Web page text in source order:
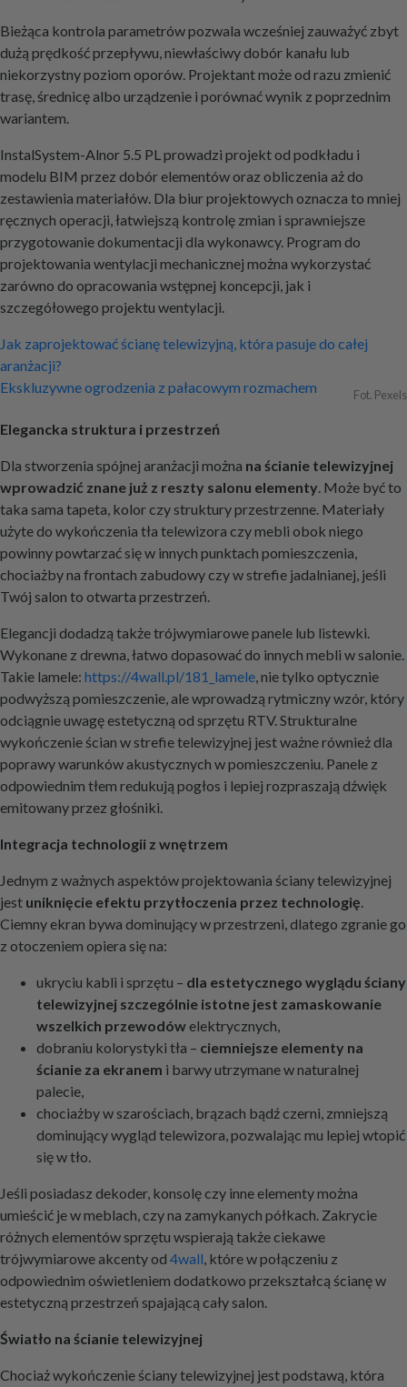
Bieżąca kontrola parametrów pozwala wcześniej zauważyć zbyt
dużą prędkość przepływu, niewłaściwy dobór kanału lub
niekorzystny poziom oporów. Projektant może od razu zmienić
trasę, średnicę albo urządzenie i porównać wynik z poprzednim
wariantem.
InstalSystem-Alnor 5.5 PL prowadzi projekt od podkładu i
modelu BIM przez dobór elementów oraz obliczenia aż do
zestawienia materiałów. Dla biur projektowych oznacza to mniej
ręcznych operacji, łatwiejszą kontrolę zmian i sprawniejsze
przygotowanie dokumentacji dla wykonawcy. Program do
projektowania wentylacji mechanicznej można wykorzystać
zarówno do opracowania wstępnej koncepcji, jak i
szczegółowego projektu wentylacji.
Nawigacja
wpisu
Jak zaprojektować ścianę telewizyjną, która pasuje do całej
aranżacji?
Ekskluzywne ogrodzenia z pałacowym rozmachem
Fot. Pexels
Elegancka struktura i przestrzeń
Dla stworzenia spójnej aranżacji można na ścianie telewizyjnej
wprowadzić znane już z reszty salonu elementy. Może być to
taka sama tapeta, kolor czy struktury przestrzenne. Materiały
użyte do wykończenia tła telewizora czy mebli obok niego
powinny powtarzać się w innych punktach pomieszczenia,
chociażby na frontach zabudowy czy w strefie jadalnianej, jeśli
Twój salon to otwarta przestrzeń.
Elegancji dodadzą także trójwymiarowe panele lub listewki.
Wykonane z drewna, łatwo dopasować do innych mebli w salonie.
Takie lamele: https://4wall.pl/181_lamele, nie tylko optycznie
podwyższą pomieszczenie, ale wprowadzą rytmiczny wzór, który
odciągnie uwagę estetyczną od sprzętu RTV. Strukturalne
wykończenie ścian w strefie telewizyjnej jest ważne również dla
poprawy warunków akustycznych w pomieszczeniu. Panele z
odpowiednim tłem redukują pogłos i lepiej rozpraszają dźwięk
emitowany przez głośniki.
Integracja technologii z wnętrzem
Jednym z ważnych aspektów projektowania ściany telewizyjnej
jest uniknięcie efektu przytłoczenia przez technologię.
Ciemny ekran bywa dominujący w przestrzeni, dlatego zgranie go
z otoczeniem opiera się na:
ukryciu kabli i sprzętu – dla estetycznego wyglądu ściany
telewizyjnej szczególnie istotne jest zamaskowanie
wszelkich przewodówelektrycznych,
dobraniu kolorystyki tła – ciemniejsze elementy na
ścianie za ekranem i barwy utrzymane w naturalnej
palecie,
chociażby w szarościach, brązach bądź czerni, zmniejszą
dominujący wygląd telewizora, pozwalając mu lepiej wtopić
się w tło.
Jeśli posiadasz dekoder, konsolę czy inne elementy można
umieścić je w meblach, czy na zamykanych półkach. Zakrycie
różnych elementów sprzętu wspierają także ciekawe
trójwymiarowe akcenty od 4wall, które w połączeniu z
odpowiednim oświetleniem dodatkowo przekształcą ścianę w
estetyczną przestrzeń spajającą cały salon.
Światło na ścianie telewizyjnej
Chociaż wykończenie ściany telewizyjnej jest podstawą, która